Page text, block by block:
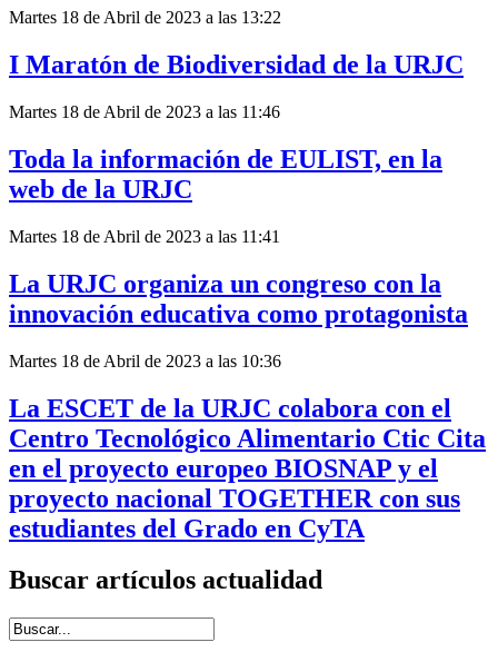
Martes 18 de Abril de 2023 a las 13:22
I Maratón de Biodiversidad de la URJC
Martes 18 de Abril de 2023 a las 11:46
Toda la información de EULIST, en la
web de la URJC
Martes 18 de Abril de 2023 a las 11:41
La URJC organiza un congreso con la
innovación educativa como protagonista
Martes 18 de Abril de 2023 a las 10:36
La ESCET de la URJC colabora con el
Centro Tecnológico Alimentario Ctic Cita
en el proyecto europeo BIOSNAP y el
proyecto nacional TOGETHER con sus
estudiantes del Grado en CyTA
Buscar artículos actualidad
Introduce términos de búsqueda